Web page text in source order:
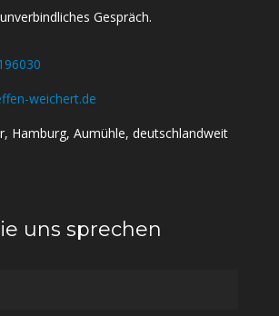
Gespräch.
weichert.de
Hamburg, Aumühle, deutschlandweit
uns sprechen